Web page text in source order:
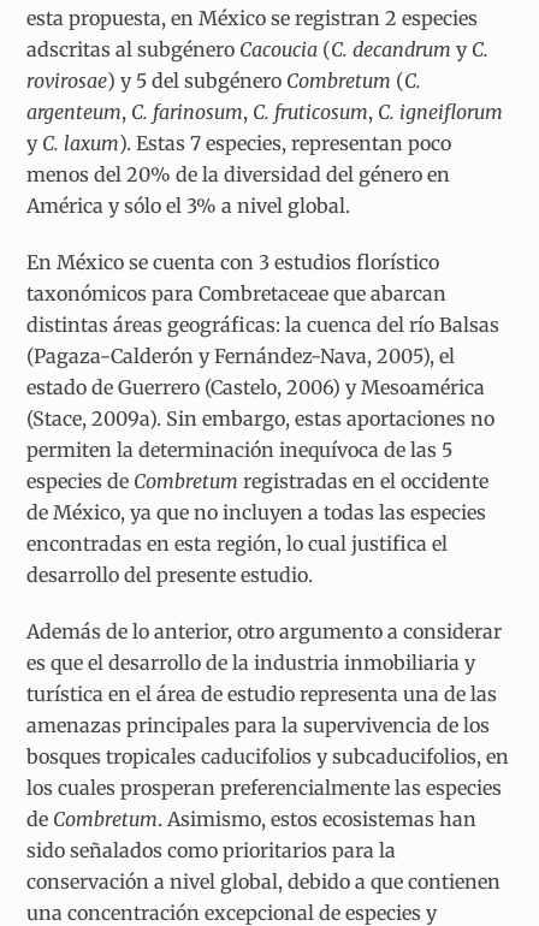
esta propuesta, en México se registran 2 especies
adscritas al subgénero Cacoucia (C. decandrumy C.
rovirosae) y 5 del subgénero Combretum (C.
argenteum, C. farinosum, C. fruticosum, C. igneiflorum
yC. laxum). Estas 7 especies, representan poco
menos del 20% de la diversidad del género en
América y sólo el 3% a nivel global.
En México se cuenta con 3 estudios florístico
taxonómicos para Combretaceae que abarcan
distintas áreas geográficas: la cuenca del río Balsas
(Pagaza-Calderón y Fernández-Nava, 2005), el
estado de Guerrero (Castelo, 2006) y Mesoamérica
(Stace, 2009a). Sin embargo, estas aportaciones no
permiten la determinación inequívoca de las 5
especies de Combretum registradas en el occidente
de México, ya que no incluyen a todas las especies
encontradas en esta región, lo cual justifica el
desarrollo del presente estudio.
Además de lo anterior, otro argumento a considerar
es que el desarrollo de la industria inmobiliaria y
turística en el área de estudio representa una de las
amenazas principales para la supervivencia de los
bosques tropicales caducifolios y subcaducifolios, en
los cuales prosperan preferencialmente las especies
de Combretum. Asimismo, estos ecosistemas han
sido señalados como prioritarios para la
conservación a nivel global, debido a que contienen
una concentración excepcional de especies y